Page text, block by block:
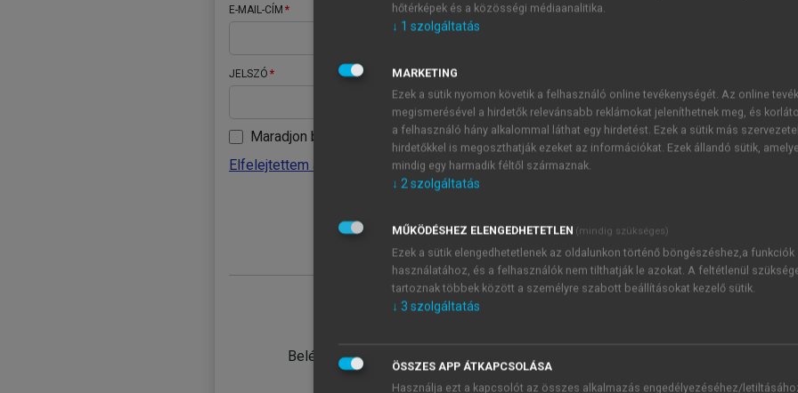
E-MAIL-CÍM
JELSZÓ
Maradjon belépve
Elfelejtettem a jelszavamat
Belépés intézményi azonosítóval
JELSZÓ
Kérek értesítést a MeRSZ
Kérek értesítést az
hőtérképek és a közösségi médiaanalitika.
↓ 1 szolgáltatás
MARKETING
Ezek a sütik nyomon követik a felhasználó online tevékenységét. Az online
megismerésével a hirdetők relevánsabb reklámokat jeleníthetnek meg, és
a felhasználó hány alkalommal láthat egy hirdetést. Ezek a sütik más
hirdetőkkel is megoszthatják ezeket az információkat. Ezek állandó sütik,
mindig egy harmadik féltől származnak.
↓ 2szolgáltatás
MŰKÖDÉSHEZ ELENGEDHETETLEN (mindig szükséges)
Ezek a sütik elengedhetetlenek az oldalunkon történő böngészéshez,a funkciók
használatához, és a felhasználók nem tilthatják le azokat. A feltétlenül
tartoznak többek között a személyre szabott beállításokat kezelő sütik.
↓ 3 szolgáltatás
ÖSSZES APP ÁTKAPCSOLÁSA
Használja ezt a kapcsolót az összes alkalmazás engedélyezéséhez/